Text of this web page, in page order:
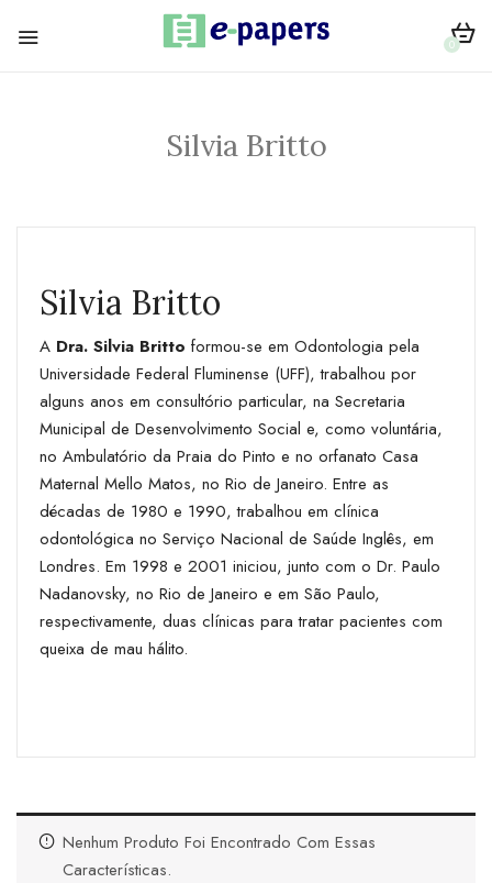
0
Silvia Britto
Silvia Britto
A Dra. Silvia Britto formou-se em Odontologia pela
Universidade Federal Fluminense (UFF), trabalhou por
alguns anos em consultório particular, na Secretaria
Municipal de Desenvolvimento Social e, como voluntária,
no Ambulatório da Praia do Pinto e no orfanato Casa
Maternal Mello Matos, no Rio de Janeiro. Entre as
décadas de 1980 e 1990, trabalhou em clínica
odontológica no Serviço Nacional de Saúde Inglês, em
Londres. Em 1998 e 2001 iniciou, junto com o Dr. Paulo
Nadanovsky, no Rio de Janeiro e em São Paulo,
respectivamente, duas clínicas para tratar pacientes com
queixa de mau hálito.
Nenhum Produto Foi Encontrado Com Essas
Características.